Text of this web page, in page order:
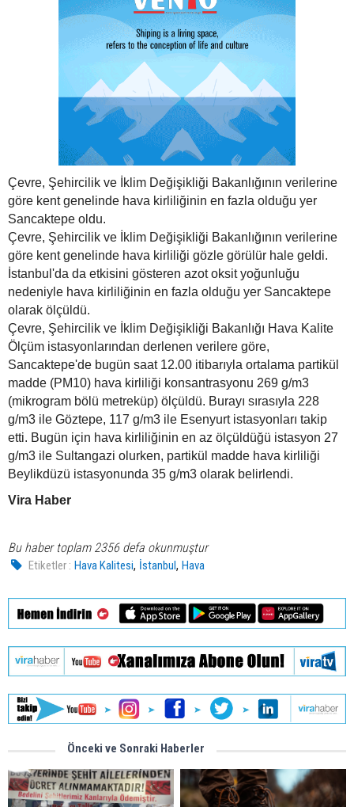
Çevre, Şehircilik ve İklim Değişikliği Bakanlığının verilerine
göre kent genelinde hava kirliliğinin en fazla olduğu yer
Sancaktepe oldu.
Çevre, Şehircilik ve İklim Değişikliği Bakanlığının verilerine
göre kent genelinde hava kirliliği gözle görülür hale geldi.
İstanbul'da da etkisini gösteren azot oksit yoğunluğu
nedeniyle hava kirliliğinin en fazla olduğu yer Sancaktepe
olarak ölçüldü.
Çevre, Şehircilik ve İklim Değişikliği Bakanlığı Hava Kalite
Ölçüm istasyonlarından derlenen verilere göre,
Sancaktepe'de bugün saat 12.00 itibarıyla ortalama partikül
madde (PM10) hava kirliliği konsantrasyonu 269 g/m3
(mikrogram bölü metreküp) ölçüldü. Burayı sırasıyla 228
g/m3 ile Göztepe, 117 g/m3 ile Esenyurt istasyonları takip
etti. Bugün için hava kirliliğinin en az ölçüldüğü istasyon 27
g/m3 ile Sultangazi olurken, partikül madde hava kirliliği
Beylikdüzü istasyonunda 35 g/m3 olarak belirlendi.
Vira Haber
Bu haber toplam 2356 defa okunmuştur
Etiketler : Hava Kalitesi, İstanbul,Hava
Önceki ve Sonraki Haberler